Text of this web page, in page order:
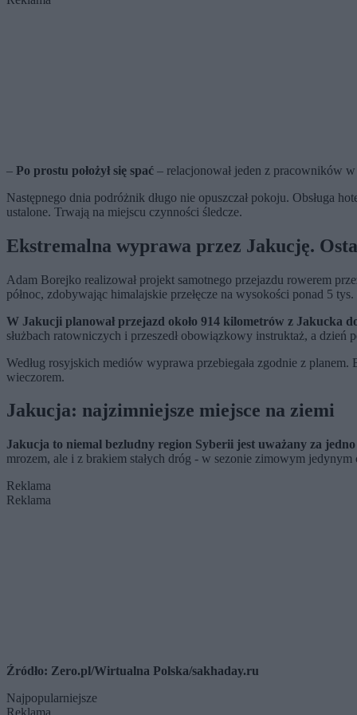
– Po prostu położył się spać – relacjonował jeden z pracowników
Następnego dnia podróżnik długo nie opuszczał pokoju. Obsługa
ustalone. Trwają na miejscu czynności śledcze.
Ekstremalna wyprawa przez Jakucję.
Adam Borejko realizował projekt samotnego przejazdu rowerem
północ, zdobywając himalajskie przełęcze na wysokości ponad 5
W Jakucji planował przejazd około 914 kilometrów z Jakucka
służbach ratowniczych i przeszedł obowiązkowy instruktaż, a dzień
Według rosyjskich mediów wyprawa przebiegała zgodnie z
wieczorem.
Jakucja: najzimniejsze miejsce na ziemi
Jakucja to niemal bezludny region Syberii jest uważany za
mrozem, ale i z brakiem stałych dróg - w sezonie zimowym
Reklama
Reklama
Źródło: Zero.pl/Wirtualna Polska/sakhaday.ru
Najpopularniejsze